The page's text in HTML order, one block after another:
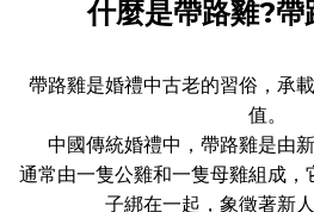
什麼是帶路雞?帶
帶路雞是婚禮中古老的習俗，承
值。
中國傳統婚禮中，帶路雞是由
通常由一隻公雞和一隻母雞組成
子綁在一起，象徵著新人